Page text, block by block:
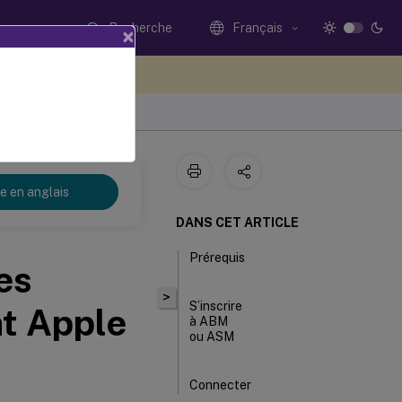
Recherche Français
en anglais
Apple
>
DANS CET ARTICLE
Prérequis
S’inscrire
à ABM
ou ASM
Connecter
×